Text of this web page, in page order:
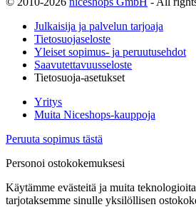
Julkaisija ja palvelun tarjoaja
Tietosuojaseloste
Yleiset sopimus- ja peruutusehdot
Saavutettavuusseloste
Tietosuoja-asetukset
Yritys
Muita Niceshops-kauppoja
Peruuta sopimus tästä
Personoi ostokokemuksesi
Käytämme evästeitä ja muita
tarjotaksemme sinulle yksilöllisen